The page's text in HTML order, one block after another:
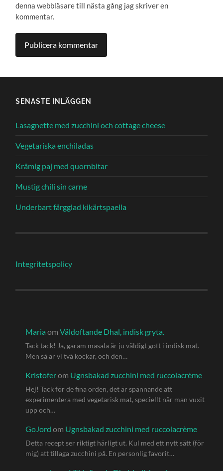
denna webbläsare till nästa gång jag skriver en
kommentar.
SENASTE INLÄGGEN
Lasagnette med zucchini och cottage cheese
Vegetariska enchiladas
Krämig paj med quornbitar
Mustig chili sin carne
Underbart färgglad kikärtspaella
Integritetspolicy
Maria omVäldoftande Dhal, indisk gryta.
Tack tack! Ja, garam masala är ju väldigt gott i indisk mat.
Men så är vi två kockar, och den…
Kristoferom Ugnsbakad zucchini med ruccolacrème
Hej! Tack för de fina orden, det är spännande att
experimentera med vegetarisk mat, speciellt när man vuxit
upp och…
GoJord om Ugnsbakad zucchini med ruccolacrème
Detta recept ser riktigt härligt ut. Kul med ett nytt sätt (för
mig) att tillaga zucchini på. En personlig favorit…